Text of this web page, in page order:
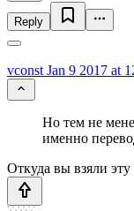
Reply
vconst Jan 9 2017 at
Но тем не
именно
Откуда вы взяли